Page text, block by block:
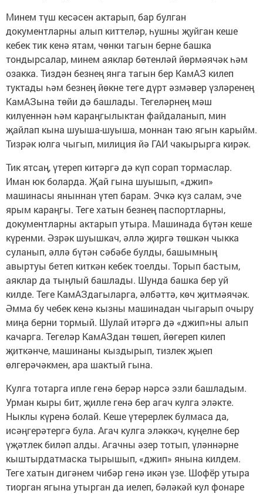
Минем түш кесәсен актарып, бар булган
документларны алып киттеләр, һушны җуйган кеше
кебек тик кенә ятам, чөнки тагын берне башка
тондырсалар, минем аяклар бөтенләй йөрмәячәк һәм
озакка. Тиздән безнең янга тагын бер КамАЗ килеп
туктады һәм безнең йөкне теге дүрт әзмәвер үзләренең
КамАЗы­на төйи дә башлады. Тегеләрнең мәш
килүеннән һәм караңгылыктан файда­ланып, мин
җайлап кына шуыша-шуы­ша, моннан таю ягын карыйм.
Тизрәк юлга чыгып, милиция йә ГАИ чакырыр­га кирәк.
Тик ятсаң, үтереп китәргә дә күп сорап тормаслар.
Иман юк боларда. Җай гына шуышып, «джип»
машинасы яныннан үтеп барам. Эчкә күз салам, эче
ярым караңгы. Теге хатын безнең паспортларны,
документларны актарып утыра. Машинада бүтән кеше
күренми. Әзрәк шуышкач, әллә җиргә төшкән чыкка
суланып, әллә бүтән сәбәбе бул­ды, башымның
авыртуы бетеп киткән кебек тоелды. Торып бастым,
аяклар да тыңлый башлады. Шунда башка бер уй
килде. Теге КамАЗдагыларга, әлбәттә, көч җитмәячәк.
Әмма бу чебек кенә кызны машинадан чыгарып очы­ру
миңа берни тормый. Шулай итәргә дә «джип»ны алып
качарга. Тегеләр Ка­мАЗдан төшеп, йөгереп килеп
җиткәнче, машинаны кыздырып, тизлек җыеп
өлгерәчәкмен, ара шактый гына.
Кулга тотарга ипле генә берәр нәрсә эзли башладым.
Урман кыры бит, җилле генә бер агач кулга эләкте.
Ныклы күренә болай. Кеше үтерерлек булмаса да,
исәңгерәтергә була. Агач кулга эләккәч, күңелне бер
үҗәтлек биләп алды. Агач­ны әзер тотып, үләннәрне
кыштырдат­маска тырышып, «джип» янына килдем.
Теге хатын дигәнем чибәр генә икән үзе. Шофёр утыра
тиорган ягына утырган да иелеп, бәләкәй кул фонаре